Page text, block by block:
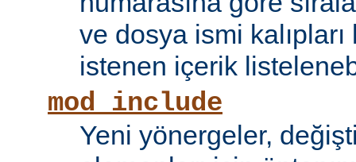
ve dosya ismi
istenen içerik
mod_include
Yeni yönergeler,